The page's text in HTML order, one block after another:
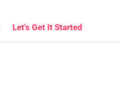
Let's Get It Started